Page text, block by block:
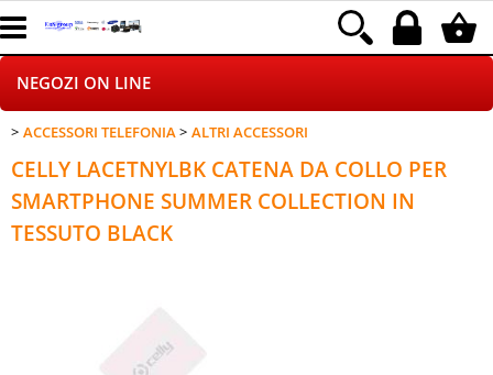
HOME PAGE
CHI SIAMO
NEGOZI ON LINE
SINCRONIZZATI CON NOI
ACCESSORI TELEFONIA ALTRI ACCESSORI
CELLY LACETNYLBK CATENA DA COLLO PER
SMARTPHONE SUMMER COLLECTION IN
TESSUTO BLACK